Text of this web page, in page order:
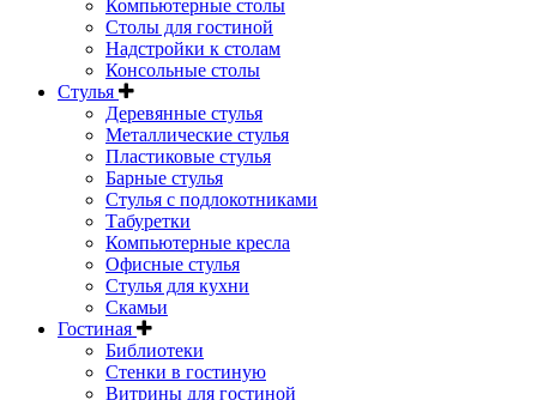
Компьютерные столы
Столы для гостиной
Надстройки к столам
Консольные столы
Стулья
Деревянные стулья
Металлические стулья
Пластиковые стулья
Барные стулья
Стулья с подлокотниками
Табуретки
Компьютерные кресла
Офисные стулья
Стулья для кухни
Скамьи
Гостиная
Библиотеки
Стенки в гостиную
Витрины для гостиной